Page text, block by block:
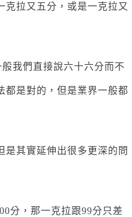
克拉又五分，或是一克拉又
我們直接說六十六分而不
都是對的，但是業界一般都
是其實延伸出很多更深的問
分，那一克拉跟99分只差